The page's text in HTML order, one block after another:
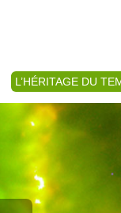
L’HÉRITAGE DU